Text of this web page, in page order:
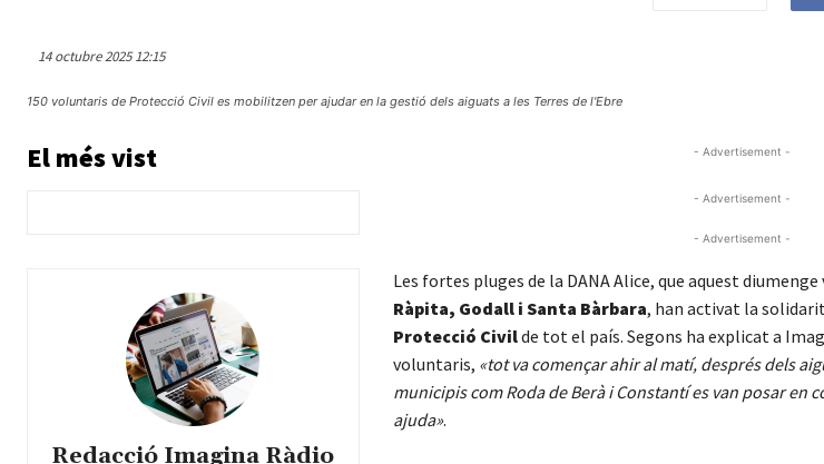
14 octubre 2025 12:15
150 voluntaris de Protecció Civil es mobilitzen per ajudar en la gestió dels aiguats a les Terres de l'Ebre
El més vist
Redacció Imagina Ràdio
- Advertisement -
- Advertisement -
- Advertisement -
Les fortes pluges de la DANA Alice, que aquest
Ràpita, Godall i Santa Bàrbara, han activat la
Protecció Civilde tot el país. Segons ha explicat a
voluntaris, «tot va començar ahir al matí, després dels
municipis com Roda de Berà i Constantí es van posar en
ajuda».